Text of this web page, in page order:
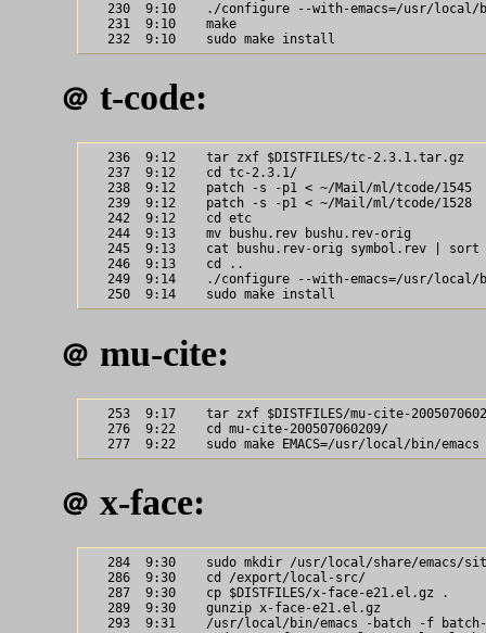
230  9:10    ./configure --with-emacs=/usr/local/
   231  9:10    make
＠ t-code:
   236  9:12    tar zxf $DISTFILES/tc-2.3.1.tar.gz
   237  9:12    cd tc-2.3.1/
   238  9:12    patch -s -p1 < ~/Mail/ml/tcode/1545
   239  9:12    patch -s -p1 < ~/Mail/ml/tcode/1528
   242  9:12    cd etc
   244  9:13    mv bushu.rev bushu.rev-orig
245  9:13    cat bushu.rev-orig symbol.rev | sort
   246  9:13    cd ..
249  9:14    ./configure --with-emacs=/usr/local/
＠ mu-cite:
253  9:17    tar zxf $DISTFILES/mu-cite-
   276  9:22    cd mu-cite-200507060209/
＠ x-face:
284  9:30    sudo mkdir /usr/local/share/emacs/
   286  9:30    cd /export/local-src/
   287  9:30    cp $DISTFILES/x-face-e21.el.gz .
   289  9:30    gunzip x-face-e21.el.gz
293  9:31    /usr/local/bin/emacs -batch -f